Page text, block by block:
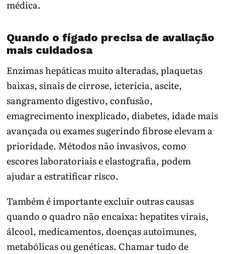
médica.
Quando o fígado precisa de avaliação
mais cuidadosa
Enzimas hepáticas muito alteradas, plaquetas
baixas, sinais de cirrose, icterícia, ascite,
sangramento digestivo, confusão,
emagrecimento inexplicado, diabetes, idade mais
avançada ou exames sugerindo fibrose elevam a
prioridade. Métodos não invasivos, como
escores laboratoriais e elastografia, podem
ajudar a estratificar risco.
Também é importante excluir outras causas
quando o quadro não encaixa: hepatites virais,
álcool, medicamentos, doenças autoimunes,
metabólicas ou genéticas. Chamar tudo de